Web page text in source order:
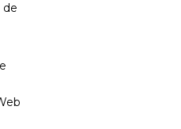
de